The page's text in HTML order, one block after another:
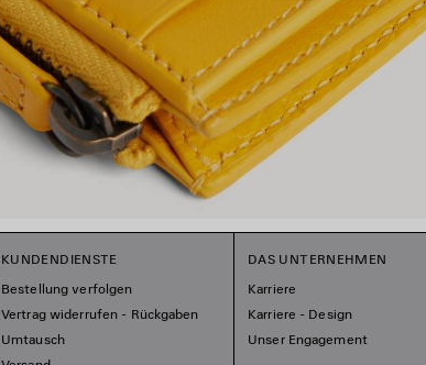
KUNDENDIENSTE
Bestellung verfolgen
Vertrag widerrufen - Rückgaben
Umtausch
DAS UNTERNEHMEN
Karriere
Karriere - Design
Unser Engagement